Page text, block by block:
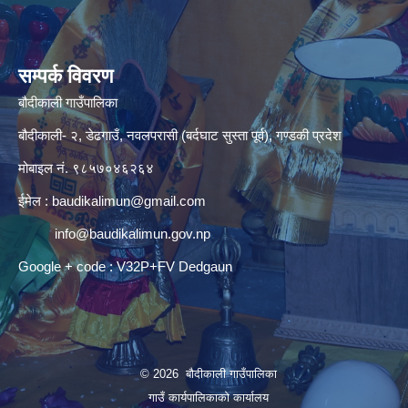
सम्पर्क विवरण
बौदीकाली गाउँपालिका
बौदीकाली- २, डेढगाउँ, नवलपरासी (बर्दघाट सुस्ता पूर्व), गण्डकी प्रदेश
मोबाइल नं. ९८५७०४६२६४
ईमेल : baudikalimun@gmail.com
info@baudikalimun.gov.np
Google + code : V32P+FV Dedgaun
© 2026 बौदीकाली गाउँपालिका
गाउँ कार्यपालिकाको कार्यालय